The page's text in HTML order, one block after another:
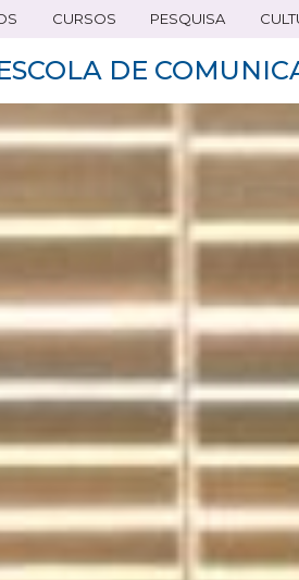
CURSOS PESQUISA
DE